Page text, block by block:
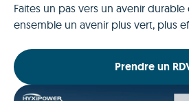
Faites un pas vers un avenir
ensemble un avenir plus vert, plus
Prendre un